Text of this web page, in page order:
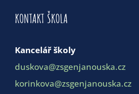
KONTAKT ŠKOLA
Kancelář školy
duskova@zsgenjanouska.cz
korinkova@zsgenjanouska.cz